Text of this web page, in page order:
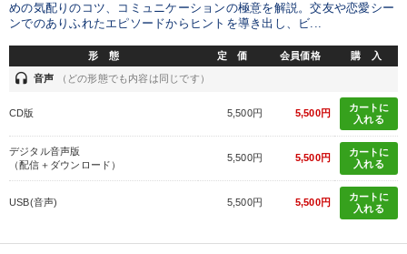
めの気配りのコツ、コミュニケーションの極意を解説。交友や恋愛シー
ンでのありふれたエピソードからヒントを導き出し、ビ...
形 態 定 価 会員価格 購 入
headset 音声 （どの形態でも内容は同じです）
CD版 5,500円 5,500円
カートに
入れる
デジタル音声版
（配信＋ダウンロード）
5,500円 5,500円
カートに
入れる
USB(音声) 5,500円 5,500円
カートに
入れる